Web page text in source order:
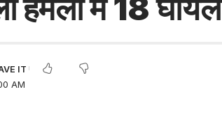
हमलों में 18 घायल
AM